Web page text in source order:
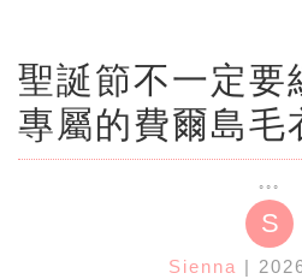
聖誕節不一定要
專屬的費爾島毛
S
Sienna |